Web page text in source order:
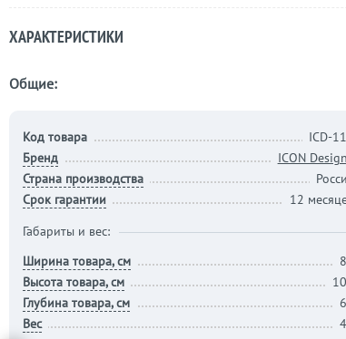
ХАРАКТЕРИСТИКИ
Общие:
Код товара
IСD-
Бренд
ICON
Страна производства
Срок гарантии
12
Габариты и вес:
Ширина товара, см
Высота товара, см
Глубина товара, см
Вес